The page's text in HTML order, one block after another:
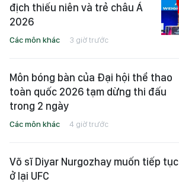
địch thiếu niên và trẻ châu Á
2026
Các môn khác 3 giờ trước
Môn bóng bàn của Đại hội thể thao
toàn quốc 2026 tạm dừng thi đấu
trong 2 ngày
Các môn khác 4 giờ trước
Võ sĩ Diyar Nurgozhay muốn tiếp tục
ở lại UFC